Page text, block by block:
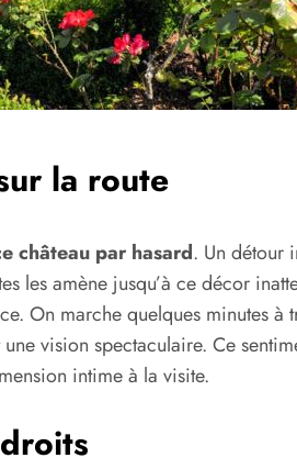
la route
château par hasard. Un détour
les amène jusqu’à ce décor
On marche quelques minutes à
vision spectaculaire. Ce
intime à la visite.